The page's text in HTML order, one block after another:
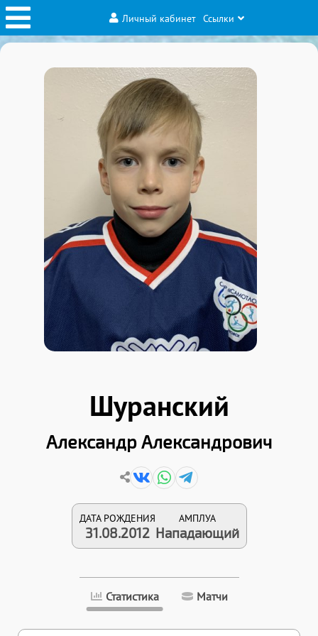
Личный кабинет Ссылки
Шуранский
Александр Александрович
ДАТА РОЖДЕНИЯ
31.08.2012
АМПЛУА
Нападающий
Статистика Матчи